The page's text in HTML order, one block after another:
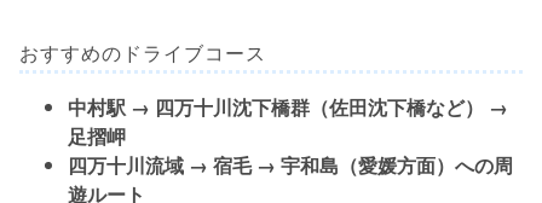
おすすめのドライブコース
中村駅 → 四万十川沈下橋群（佐田沈下橋など） →
足摺岬
四万十川流域 → 宿毛 → 宇和島（愛媛方面）への周
遊ルート